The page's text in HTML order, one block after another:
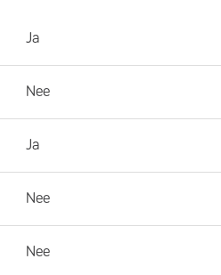
Ja
Nee
Ja
Nee
Nee